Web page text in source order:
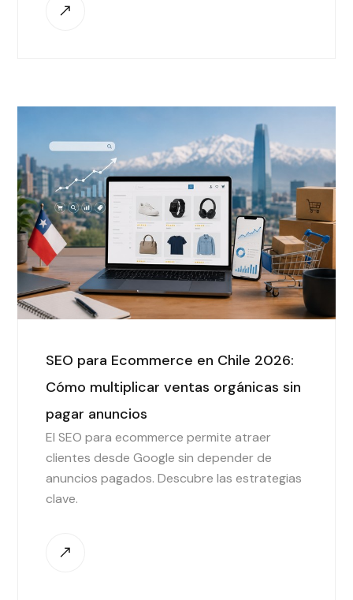
SEO para Ecommerce en Chile 2026:
Cómo multiplicar ventas orgánicas sin
pagar anuncios
El SEO para ecommerce permite atraer
clientes desde Google sin depender de
anuncios pagados. Descubre las estrategias
clave.